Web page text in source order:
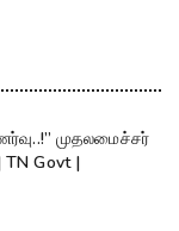
முதலமைச்சர்
TN Govt |